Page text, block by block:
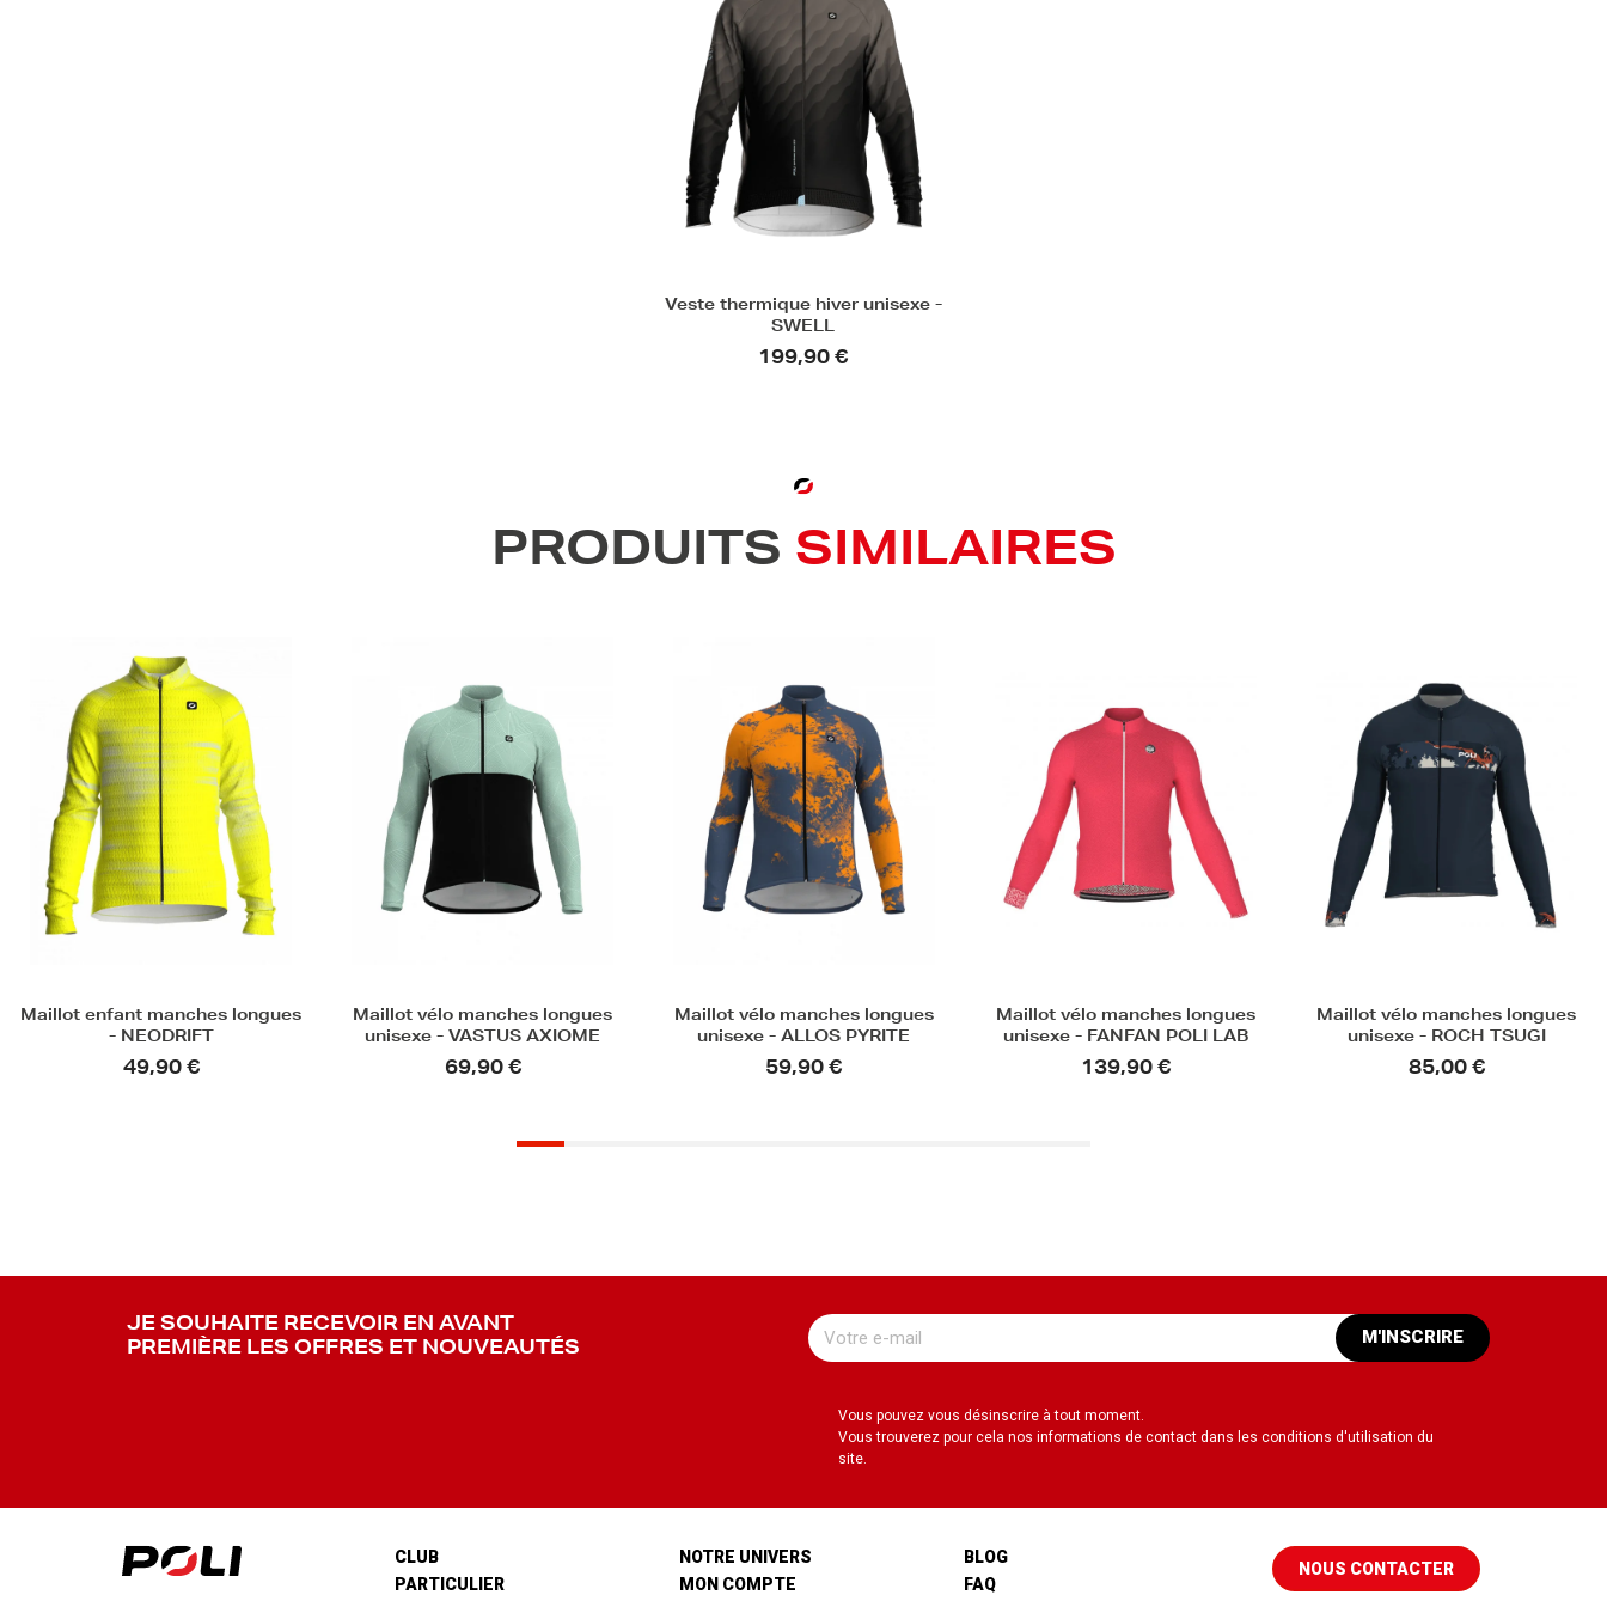
Veste thermique hiver unisexe -
SWELL
199,90 €
PRODUITS SIMILAIRES
Maillot vélo manches longues
unisexe - VASTUS AXIOME
69,90 €
Maillot vélo manches longues
unisexe - ALLOS PYRITE
59,90 €
Maillot vélo manches longues
unisexe - FANFAN POLI LAB
139,90 €
Maillot vélo manches longues
unisexe - ROCH TSUGI
85,00 €
Maillot VTT manches longues
unisexe - SIERRA
79,90 €
JE SOUHAITE RECEVOIR EN AVANT
PREMIÈRE LES OFFRES ET NOUVEAUTÉS
M'INSCRIRE
Vous pouvez vous désinscrire à tout moment.
Vous trouverez pour cela nos informations de contact dans les conditions d'utilisation du
site.
CLUB
PARTICULIER
NOTRE UNIVERS
MON COMPTE
BLOG
FAQ
NOUS CONTACTER